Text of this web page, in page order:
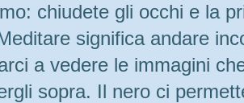
chiudete gli occhi e la
significa andare
a vedere le immagini
sopra. Il nero ci